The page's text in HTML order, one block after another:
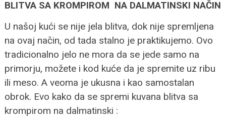
BLITVA SA KROMPIROM NA DALMATINSKI NAČIN
U našoj kući se nije jela blitva, dok nije spremljena
na ovaj način, od tada stalno je praktikujemo. Ovo
tradicionalno jelo ne mora da se jede samo na
primorju, možete i kod kuće da je spremite uz ribu
ili meso. A veoma je ukusna i kao samostalan
obrok. Evo kako da se spremi kuvana blitva sa
krompirom na dalmatinski :